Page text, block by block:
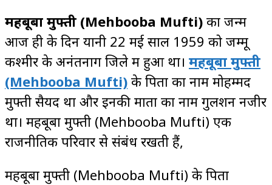
महबूबा मुफ्ती (Mehbooba Mufti) का जन्म
आज ही के दिन यानी 22 मई साल 1959 को जम्मू
कश्मीर के अनंतनाग जिले में हुआ था। महबूबा मुफ्ती
(Mehbooba Mufti) के पिता का नाम मोहम्मद
मुफ्ती सैयद था और इनकी माता का नाम गुलशन नजीर
था। महबूबा मुफ्ती (Mehbooba Mufti) एक
राजनीतिक परिवार से संबंध रखती हैं,
महबूबा मुफ्ती (Mehbooba Mufti) के पिता